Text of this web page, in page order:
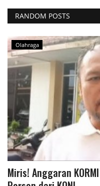
RANDOM POSTS
Olahraga
Miris! Anggaran